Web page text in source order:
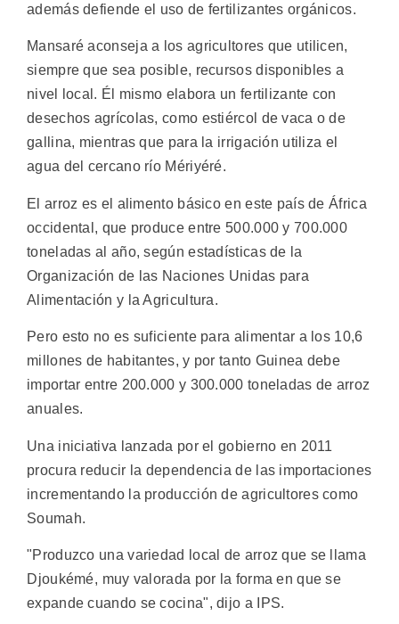
además defiende el uso de fertilizantes orgánicos.
Mansaré aconseja a los agricultores que utilicen,
siempre que sea posible, recursos disponibles a
nivel local. Él mismo elabora un fertilizante con
desechos agrícolas, como estiércol de vaca o de
gallina, mientras que para la irrigación utiliza el
agua del cercano río Mériyéré.
El arroz es el alimento básico en este país de África
occidental, que produce entre 500.000 y 700.000
toneladas al año, según estadísticas de la
Organización de las Naciones Unidas para
Alimentación y la Agricultura.
Pero esto no es suficiente para alimentar a los 10,6
millones de habitantes, y por tanto Guinea debe
importar entre 200.000 y 300.000 toneladas de arroz
anuales.
Una iniciativa lanzada por el gobierno en 2011
procura reducir la dependencia de las importaciones
incrementando la producción de agricultores como
Soumah.
"Produzco una variedad local de arroz que se llama
Djoukémé, muy valorada por la forma en que se
expande cuando se cocina", dijo a IPS.